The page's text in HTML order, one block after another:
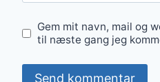
Gem mit navn, mail og
til næste gang jeg